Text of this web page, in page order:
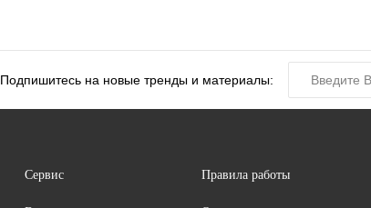
Подпишитесь на новые тренды и материалы:
Сервис Правила работы